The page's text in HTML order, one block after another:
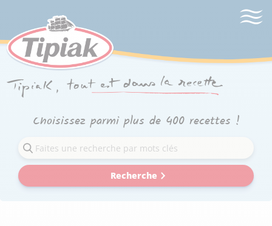
Choisissez parmi plus de 400 recettes !
Recherche